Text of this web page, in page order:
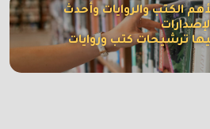
الكتب والروايات وأحدث
ترشيحات كتب وروايات